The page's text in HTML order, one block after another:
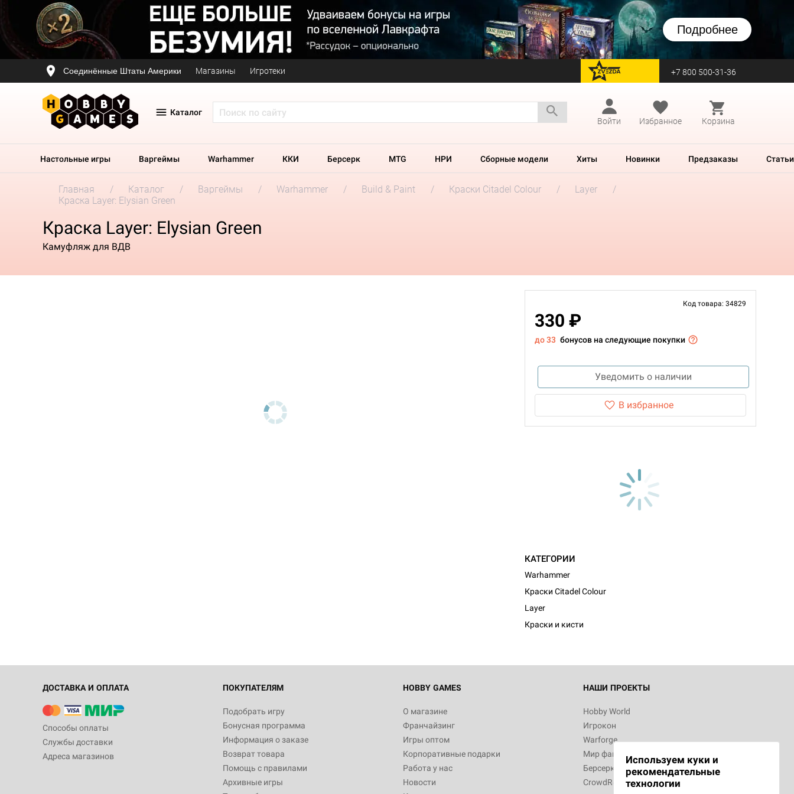
Подробнее
Соединённые Штаты Америки Магазины Игротеки перейти на Zvezda +7 800 500-31-36
Каталог
Войти
Избранное Корзина
Настольные игры Варгеймы Warhammer ККИ Берсерк MTG НРИ Сборные модели Хиты Новинки Предзаказы Статьи
Главная Каталог Варгеймы Warhammer Build & Paint Краски Citadel Colour
Layer
Краска Layer: Elysian Green
Краска Layer: Elysian Green
Камуфляж для ВДВ
Код товара: 34829
330 ₽
до 33 бонусов на следующие покупки
Уведомить о наличии
В избранное
КАТЕГОРИИ
Warhammer
Краски Citadel Colour
Layer
Краски и кисти
ДОСТАВКА И ОПЛАТА
Способы оплаты
Службы доставки
Адреса магазинов
ПОКУПАТЕЛЯМ
Подобрать игру
Бонусная программа
Информация о заказе
Возврат товара
Помощь с правилами
Архивные игры
HOBBY GAMES
О магазине
Франчайзинг
Игры оптом
Корпоративные подарки
Работа у нас
Новости
НАШИ ПРОЕКТЫ
Hobby World
Игрокон
Warforge
Мир фантастики
Берсерк
CrowdRepublic
Используем куки и
рекомендательные
технологии